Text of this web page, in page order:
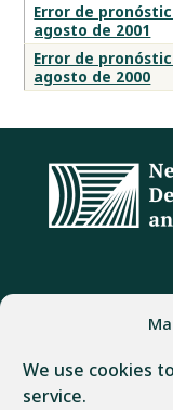
We use cookies
service.
Error de
agosto de 2001
Error de
agosto de 2000
Santa Fe, NM